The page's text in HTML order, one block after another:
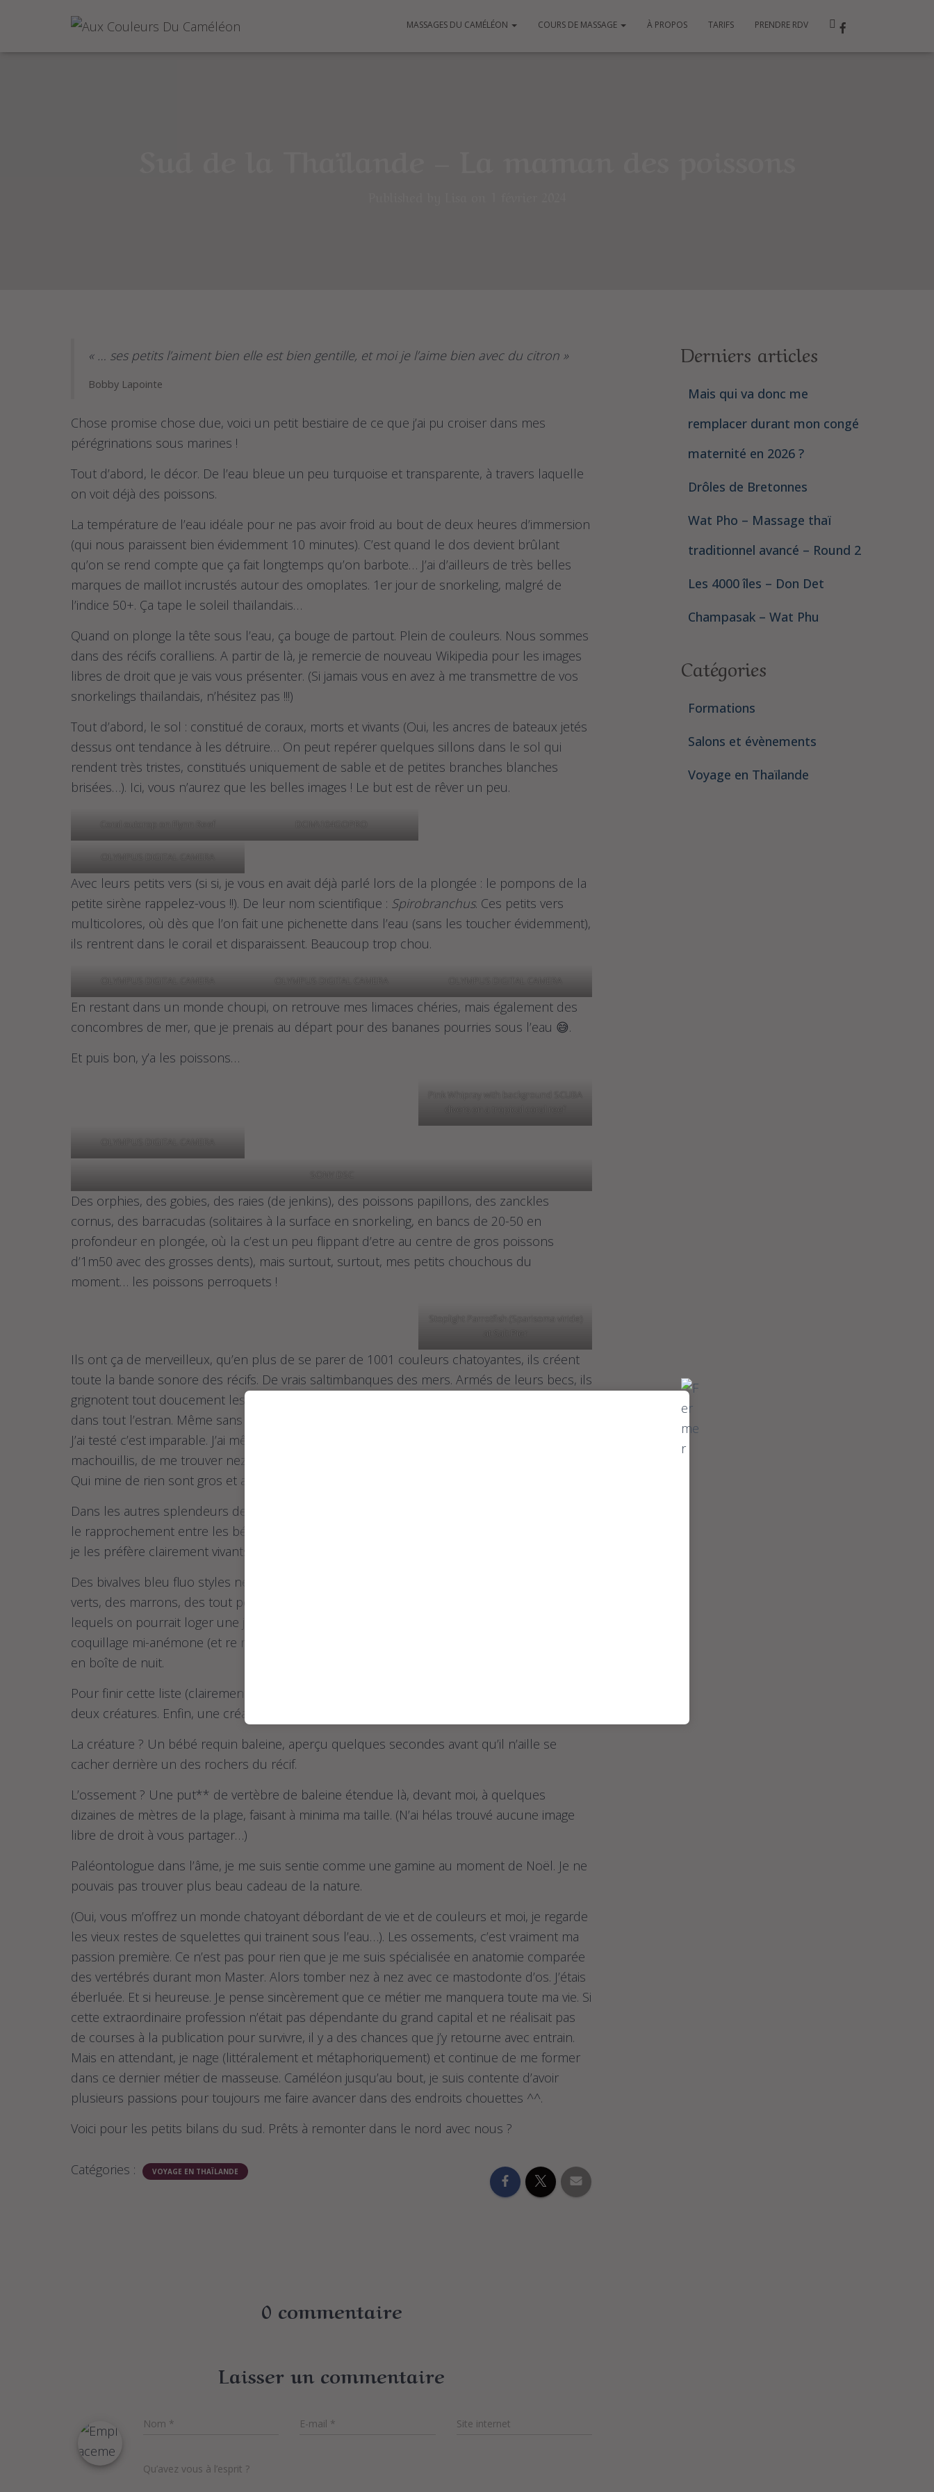
MASSAGES DU CAMÉLÉON COURS DE MASSAGE À PROPOS TARIFS PRENDRE RDV
« … ses petits l’aiment bien elle est bien gentille, et moi je l’aime bien avec du citron »
Bobby Lapointe
Chose promise chose due, voici un petit bestiaire de ce que j’ai pu croiser dans mes
pérégrinations sous marines !
Tout d’abord, le décor. De l’eau bleue un peu turquoise et transparente, à travers laquelle
on voit déjà des poissons.
La température de l’eau idéale pour ne pas avoir froid au bout de deux heures d’immersion
(qui nous paraissent bien évidemment 10 minutes). C’est quand le dos devient brûlant
qu’on se rend compte que ça fait longtemps qu’on barbote… J’ai d’ailleurs de très belles
marques de maillot incrustés autour des omoplates. 1er jour de snorkeling, malgré de
l’indice 50+. Ça tape le soleil thaïlandais…
Quand on plonge la tête sous l’eau, ça bouge de partout. Plein de couleurs. Nous sommes
dans des récifs coralliens. A partir de là, je remercie de nouveau Wikipedia pour les images
libres de droit que je vais vous présenter. (Si jamais vous en avez à me transmettre de vos
snorkelings thaïlandais, n’hésitez pas !!!)
Tout d’abord, le sol : constitué de coraux, morts et vivants (Oui, les ancres de bateaux jetés
dessus ont tendance à les détruire… On peut repérer quelques sillons dans le sol qui
rendent très tristes, constitués uniquement de sable et de petites branches blanches
brisées…). Ici, vous n’aurez que les belles images ! Le but est de rêver un peu.
Coral outcrop on Flynn Reef DCIM\104GOPRO
OLYMPUS DIGITAL CAMERA
Avec leurs petits vers (si si, je vous en avait déjà parlé lors de la plongée : le pompons de la
petite sirène rappelez-vous !!). De leur nom scientifique : Spirobranchus. Ces petits vers
multicolores, où dès que l’on fait une pichenette dans l’eau (sans les toucher évidemment),
ils rentrent dans le corail et disparaissent. Beaucoup trop chou.
OLYMPUS DIGITAL CAMERA OLYMPUS DIGITAL CAMERA OLYMPUS DIGITAL CAMERA
En restant dans un monde choupi, on retrouve mes limaces chéries, mais également des
concombres de mer, que je prenais au départ pour des bananes pourries sous l’eau 😅.
Et puis bon, y’a les poissons…
Pink Whipray with background SCUBA
divers on a tropical coral reef
OLYMPUS DIGITAL CAMERA
SONY DSC
Des orphies, des gobies, des raies (de jenkins), des poissons papillons, des zanckles
cornus, des barracudas (solitaires à la surface en snorkeling, en bancs de 20-50 en
profondeur en plongée, où la c’est un peu flippant d’etre au centre de gros poissons
d’1m50 avec des grosses dents), mais surtout, surtout, mes petits chouchous du
moment… les poissons perroquets !
Stoplight Parrotfish (Sparisoma viride)
at Salt Pier
Ils ont ça de merveilleux, qu’en plus de se parer de 1001 couleurs chatoyantes, ils créent
toute la bande sonore des récifs. De vrais saltimbanques des mers. Armés de leurs becs, ils
grignotent tout doucement les coraux. Avec un bruit très caractéristique, qui se répercute
dans tout l’estran. Même sans les voir, on peut déterminer où ils sont et les suivre au bruit.
J’ai testé c’est imparable. J’ai même eu la chance, en suivant une véritable cacophonie de
machouillis, de me trouver nez à nez avec un banc de plus d’une vingtaine de ces poissons.
Qui mine de rien sont gros et assez intimidants. On a pas envie de se faire modre.
Dans les autres splendeurs de ce périple benthique, il y a les bénitiers. Je n’avais jamais fait
le rapprochement entre les bénitiers d’église et le bivalve du même nom… maintenant si. Et
je les préfère clairement vivants sous l’eau.
Des bivalves bleu fluo styles néons… il en existe des roses, des violets, des rouges, des
verts, des marrons, des tout petits en colonies sur les rochers, des gigantesques dans
lequels on pourrait loger une jambe… et tous splendides. Cette espèce d’alien, mi-
coquillage mi-anémone (et re mi-coquillage derrière) ne ferait pas tâche sous lumière noire
en boîte de nuit.
Pour finir cette liste (clairement) non exhaustive de ce que j’ai pu apercevoir, il manque
deux créatures. Enfin, une créature et un ossement.
La créature ? Un bébé requin baleine, aperçu quelques secondes avant qu’il n’aille se
cacher derrière un des rochers du récif.
L’ossement ? Une put** de vertèbre de baleine étendue là, devant moi, à quelques
dizaines de mètres de la plage, faisant à minima ma taille. (N’ai hélas trouvé aucune image
libre de droit à vous partager…)
Paléontologue dans l’âme, je me suis sentie comme une gamine au moment de Noël. Je ne
pouvais pas trouver plus beau cadeau de la nature.
(Oui, vous m’offrez un monde chatoyant débordant de vie et de couleurs et moi, je regarde
les vieux restes de squelettes qui trainent sous l’eau…). Les ossements, c’est vraiment ma
passion première. Ce n’est pas pour rien que je me suis spécialisée en anatomie comparée
des vertébrés durant mon Master. Alors tomber nez à nez avec ce mastodonte d’os. J’étais
éberluée. Et si heureuse. Je pense sincèrement que ce métier me manquera toute ma vie. Si
cette extraordinaire profession n’était pas dépendante du grand capital et ne réalisait pas
de courses à la publication pour survivre, il y a des chances que j’y retourne avec entrain.
Mais en attendant, je nage (littéralement et métaphoriquement) et continue de me former
dans ce dernier métier de masseuse. Caméléon jusqu’au bout, je suis contente d’avoir
plusieurs passions pour toujours me faire avancer dans des endroits chouettes ^^.
Voici pour les petits bilans du sud. Prêts à remonter dans le nord avec nous ?
Catégories : VOYAGE EN THAÏLANDE
0 commentaire
Laisser un commentaire
Nom * E-mail * Site internet
Qu’avez vous à l’esprit ?
Derniers articles
Mais qui va donc me
remplacer durant mon congé
maternité en 2026 ?
Drôles de Bretonnes
Wat Pho – Massage thaï
traditionnel avancé – Round 2
Les 4000 îles – Don Det
Champasak – Wat Phu
Catégories
Formations
Salons et évènements
Voyage en Thaïlande